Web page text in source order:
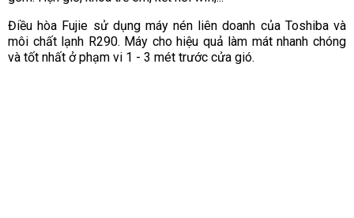
Điều hòa Fujie sử dụng máy nén liên doanh của Toshiba và
môi chất lạnh R290. Máy cho hiệu quả làm mát nhanh chóng
và tốt nhất ở phạm vi 1 - 3 mét trước cửa gió.